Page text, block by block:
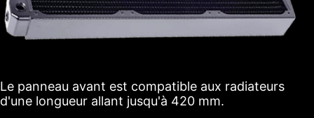
Le panneau avant est compatible aux radiateurs
d'une longueur allant jusqu'à 420 mm.